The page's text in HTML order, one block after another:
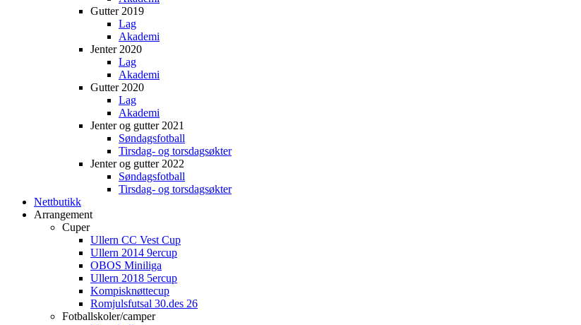
Gutter 2019
Lag
Akademi
Jenter 2020
Lag
Akademi
Gutter 2020
Lag
Akademi
Jenter og gutter 2021
Søndagsfotball
Tirsdag- og torsdagsøkter
Jenter og gutter 2022
Søndagsfotball
Tirsdag- og torsdagsøkter
Nettbutikk
Arrangement
Cuper
Ullern CC Vest Cup
Ullern 2014 9ercup
OBOS Miniliga
Ullern 2018 5ercup
Kompisknøttecup
Romjulsfutsal 30.des 26
Fotballskoler/camper